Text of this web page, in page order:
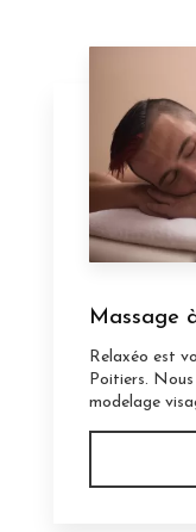
Massage
Relaxéo est
Poitiers.
modelage